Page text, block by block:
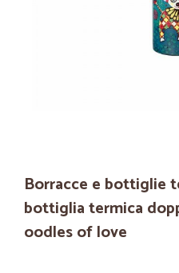
Borracce e bottiglie
bottiglia termica
oodles of love